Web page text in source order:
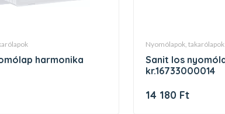
harmonika
nyomólapok, takarólapok
sanit los nyomólap fehér-
kr.16733000014
14 180 Ft